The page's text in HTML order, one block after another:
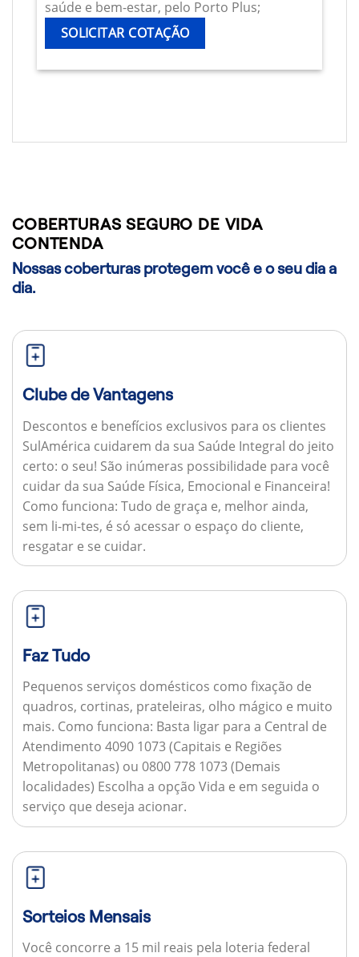
saúde e bem-estar, pelo Porto Plus;
SOLICITAR COTAÇÃO
COBERTURAS SEGURO DE VIDA
CONTENDA
Nossas coberturas protegem você e o seu dia a
dia.
Clube de Vantagens
Descontos e benefícios exclusivos para os clientes
SulAmérica cuidarem da sua Saúde Integral do jeito
certo: o seu! São inúmeras possibilidade para você
cuidar da sua Saúde Física, Emocional e Financeira!
Como funciona: Tudo de graça e, melhor ainda,
sem li-mi-tes, é só acessar o espaço do cliente,
resgatar e se cuidar.
Faz Tudo
Pequenos serviços domésticos como fixação de
quadros, cortinas, prateleiras, olho mágico e muito
mais. Como funciona: Basta ligar para a Central de
Atendimento 4090 1073 (Capitais e Regiões
Metropolitanas) ou 0800 778 1073 (Demais
localidades) Escolha a opção Vida e em seguida o
serviço que deseja acionar.
Sorteios Mensais
Você concorre a 15 mil reais pela loteria federal